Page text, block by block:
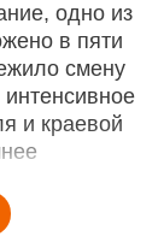
одно из
в пяти
смену
и краевой